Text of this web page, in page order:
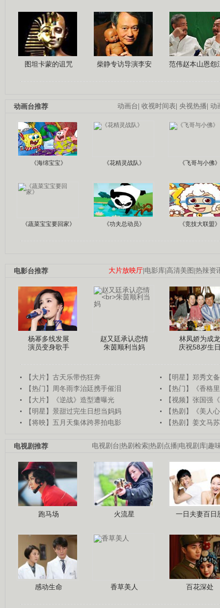
图坦卡蒙的诅咒 柴静专访导演李安 范伟赵本山恩怨
动画台| 收视时间表| 央视热播| 动
动画台推荐
《海绵宝宝》 《花精灵战队》 《飞哥与小佛》
《蔬菜宝宝要回家》 《功夫总动员》 《竞技大联盟》
大片放映厅|电影库|高清美图 |热辣资
电影台推荐
杨幂多线发展
演员变身歌手
赵又廷承认恋情
朱茵顺利当妈
林凤娇为成龙
庆祝58岁生
【大片】古天乐带伤狂奔
【明星】郑秀文
【热门】周冬雨李治廷携手催泪
【热门】《香格
【大片】《逆战》造型遭曝光
【视频】张国强
【明星】景甜过完生日想当妈妈
【热剧】《美人
【将映】五月天集体跨界拍电影
【热剧】姜文马
电视剧台|热剧检索|热剧点播|电视剧库|趣
电视剧推荐
跑马场 火流星 一日夫妻百日
感动生命 香草美人 百花深处